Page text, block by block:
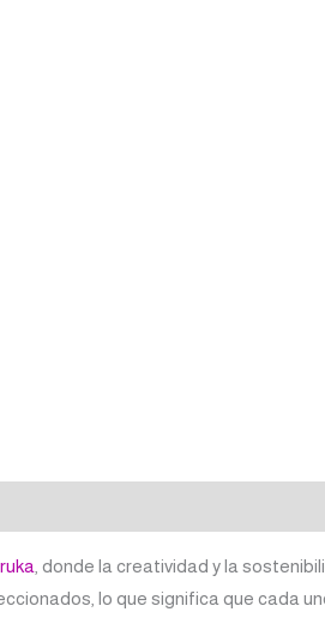
, donde la creatividad y la
lo que significa que cada